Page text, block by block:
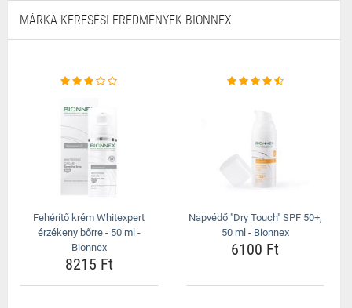
MÁRKA KERESÉSI EREDMÉNYEK BIONNEX
Fehérítő krém Whitexpert
érzékeny bőrre - 50 ml -
Bionnex
8215 Ft
Napvédő "Dry Touch" SPF 50+,
50 ml - Bionnex
6100 Ft